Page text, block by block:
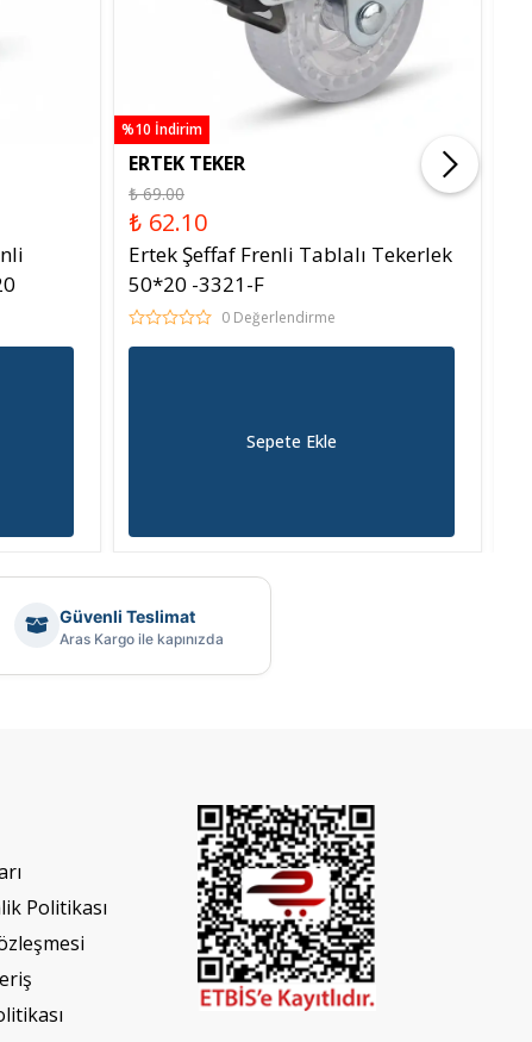
%10 İndirim
ERTEK TEKER
₺ 69.00
₺ 62.10
Ertek Şeffaf Frenli Tablalı Tekerlek
50*20 -3321-F
0 Değerlendirme
Sepete Ekle
Güvenli Teslimat
Aras Kargo ile kapınızda
Politikası